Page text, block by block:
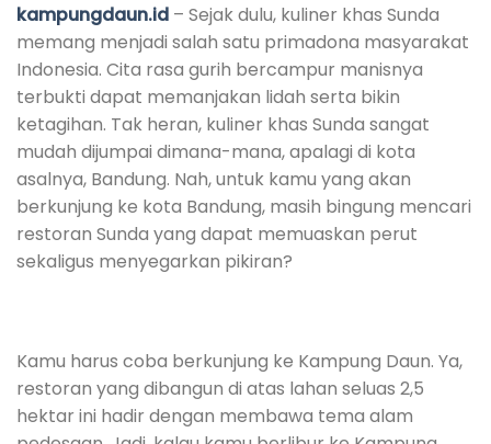
kampungdaun.id – Sejak dulu, kuliner khas Sunda
memang menjadi salah satu primadona masyarakat
Indonesia. Cita rasa gurih bercampur manisnya
terbukti dapat memanjakan lidah serta bikin
ketagihan. Tak heran, kuliner khas Sunda sangat
mudah dijumpai dimana-mana, apalagi di kota
asalnya, Bandung. Nah, untuk kamu yang akan
berkunjung ke kota Bandung, masih bingung mencari
restoran Sunda yang dapat memuaskan perut
sekaligus menyegarkan pikiran?
Kamu harus coba berkunjung ke Kampung Daun. Ya,
restoran yang dibangun di atas lahan seluas 2,5
hektar ini hadir dengan membawa tema alam